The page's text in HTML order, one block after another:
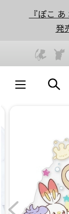
『ぽこ
発